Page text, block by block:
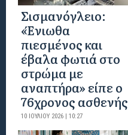
Σισμανόγλειο:
«Ένιωθα
πιεσμένος και
έβαλα φωτιά στο
στρώμα με
αναπτήρα» είπε ο
76χρονος ασθενής
10 ΙΟΥΛΊΟΥ 2026 | 10:27